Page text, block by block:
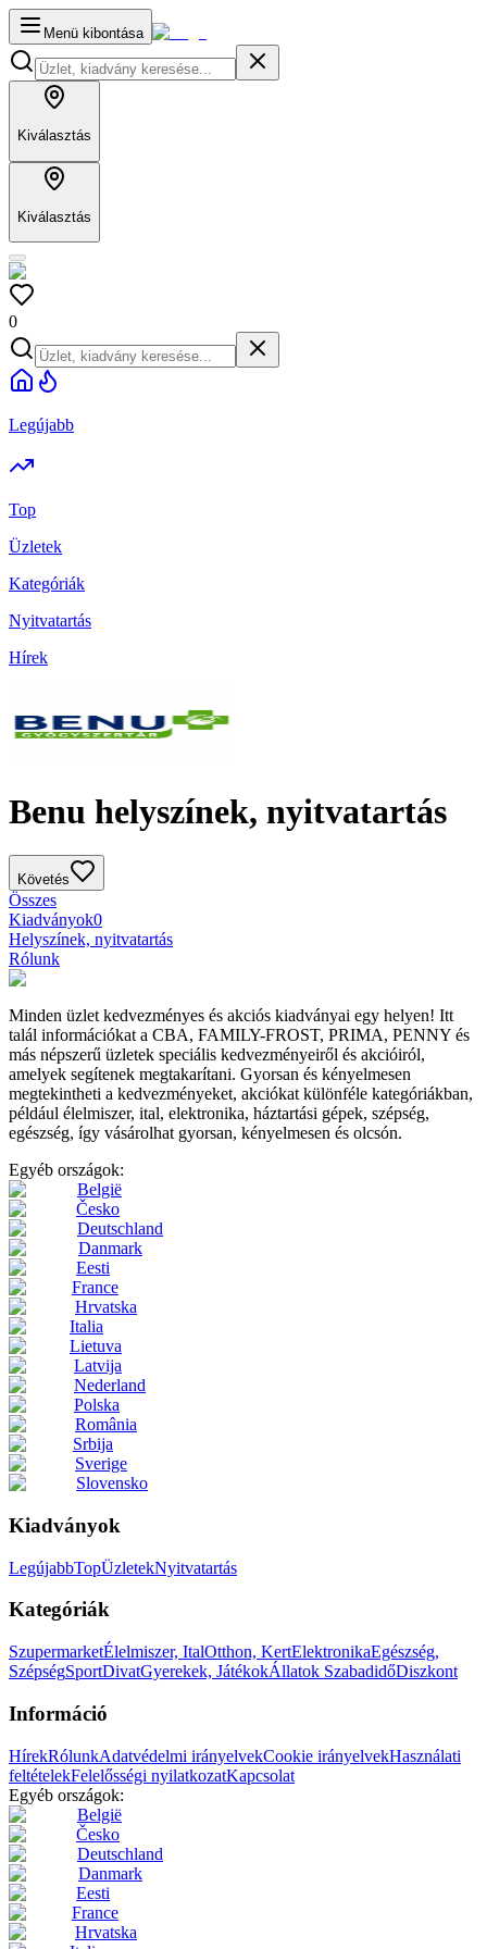
Menü kibontása
Kiválasztás
Kiválasztás
0
Legújabb
Top
Üzletek
Kategóriák
Nyitvatartás
Hírek
Benu helyszínek, nyitvatartás
Követés
Összes
Kiadványok0
Helyszínek, nyitvatartás
Rólunk
Minden üzlet kedvezményes és akciós kiadványai egy helyen! Itt
talál információkat a CBA, FAMILY-FROST, PRIMA, PENNY és
más népszerű üzletek speciális kedvezményeiről és akcióiról,
amelyek segítenek megtakarítani. Gyorsan és kényelmesen
megtekintheti a kedvezményeket, akciókat különféle kategóriákban,
például élelmiszer, ital, elektronika, háztartási gépek, szépség,
egészség, így vásárolhat gyorsan, kényelmesen és olcsón.
Egyéb országok:
België
Česko
Deutschland
Danmark
Eesti
France
Hrvatska
Italia
Lietuva
Latvija
Nederland
Polska
România
Srbija
Sverige
Slovensko
Kiadványok
LegújabbTopÜzletekNyitvatartás
Kategóriák
SzupermarketÉlelmiszer, ItalOtthon, KertElektronikaEgészség,
SzépségSportDivatGyerekek, JátékokÁllatok SzabadidőDiszkont
Információ
HírekRólunkAdatvédelmi irányelvekCookie irányelvekHasználati
feltételekFelelősségi nyilatkozatKapcsolat
Egyéb országok:
België
Česko
Deutschland
Danmark
Eesti
France
Hrvatska